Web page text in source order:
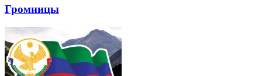
Громницы